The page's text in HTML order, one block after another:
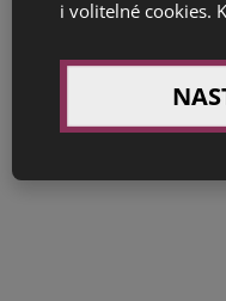
i volitelné cookies.